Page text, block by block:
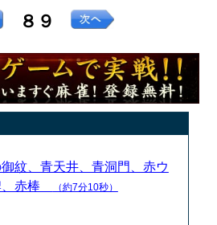
８９
紋、青天井、青洞門、赤ウ
、赤棒
（約7分10秒）